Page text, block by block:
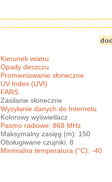
Kierunek wiatru
Opady deszczu
Promieniowanie słoneczne
UV Index (UVI)
FARS
Zasilanie słoneczne
Wysyłanie danych do Internetu
Kolorowy wyświetlacz
Pasmo radiowe: 868 MHz
Maksymalny zasięg (m): 150
Obsługiwane czujniki: 8
Minimalna temperatura (°C): -40